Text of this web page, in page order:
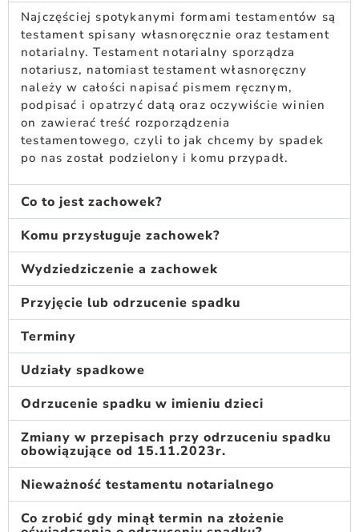
Najczęściej spotykanymi formami testamentów są
testament spisany własnoręcznie oraz testament
notarialny. Testament notarialny sporządza
notariusz, natomiast testament własnoręczny
należy w całości napisać pismem ręcznym,
podpisać i opatrzyć datą oraz oczywiście winien
on zawierać treść rozporządzenia
testamentowego, czyli to jak chcemy by spadek
po nas został podzielony i komu przypadł.
Co to jest zachowek?
Komu przysługuje zachowek?
Wydziedziczenie a zachowek
Przyjęcie lub odrzucenie spadku
Terminy
Udziały spadkowe
Odrzucenie spadku w imieniu dzieci
Zmiany w przepisach przy odrzuceniu spadku
obowiązujące od 15.11.2023r.
Nieważność testamentu notarialnego
Co zrobić gdy minął termin na złożenie